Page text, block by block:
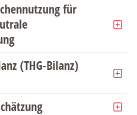
für
(THG-Bilanz)